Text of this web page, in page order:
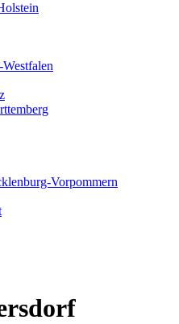
Vorpommern